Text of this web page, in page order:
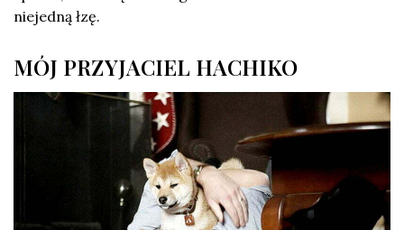
niejedną łzę.
MÓJ PRZYJACIEL HACHIKO